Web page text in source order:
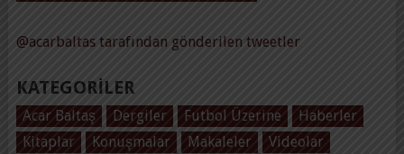
@acarbaltas tarafından gönderilen tweetler
KATEGORILER
Acar Baltaş Dergiler Futbol Üzerine
Haberler
Kitaplar
Konuşmalar Makaleler
Videolar